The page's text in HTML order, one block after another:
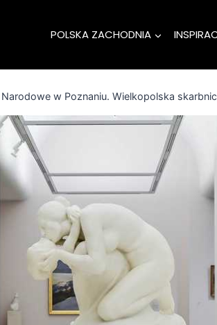
POLSKA ZACHODNIA
w Poznaniu. Wielkopolska